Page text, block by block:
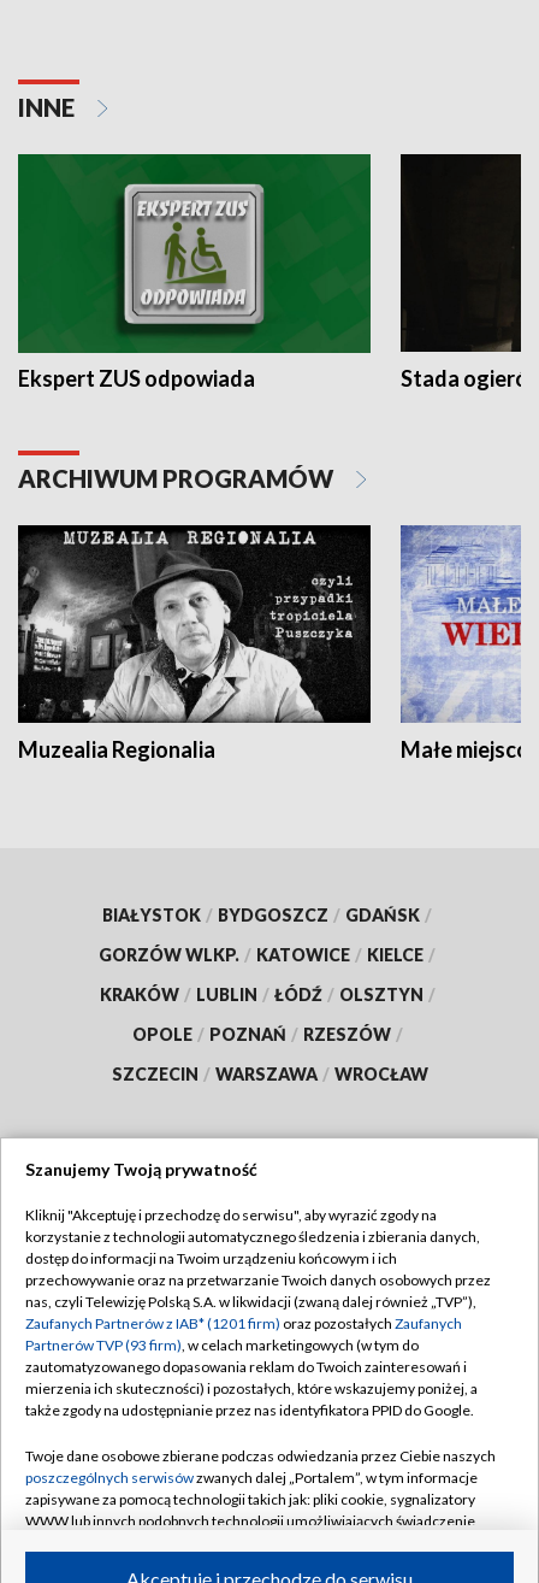
INNE
Ekspert ZUS odpowiada Stada
ARCHIWUM PROGRAMÓW
Muzealia Regionalia Małe
BIAŁYSTOK / BYDGOSZCZ / GDAŃSK /
GORZÓW WLKP. / KATOWICE / KIELCE /
KRAKÓW / LUBLIN / ŁÓDŹ / OLSZTYN /
OPOLE / POZNAŃ / RZESZÓW /
SZCZECIN / WARSZAWA / WROCŁAW
TVP
Abonament TVP
Emisja w TVP
Centrum informacji TVP
Naziemna Telewizja Cyfrowa
Rada Programowa
System NOS
Informacje o nadawcy
Regulamin TVP
Polityka prywatności
Moje zgody
Pomoc
Kontakt
Kanały
Szanujemy Twoją prywatność
Kliknij "Akceptuję i przechodzę do serwisu", aby wyrazić zgody na
korzystanie z technologii automatycznego śledzenia i zbierania danych,
dostęp do informacji na Twoim urządzeniu końcowym i ich
przechowywanie oraz na przetwarzanie Twoich danych osobowych przez
nas, czyli Telewizję Polską S.A. w likwidacji (zwaną dalej również „TVP”),
Zaufanych Partnerów z IAB* (1201 firm) oraz pozostałych Zaufanych
Partnerów TVP (93 firm), w celach marketingowych (w tym do
zautomatyzowanego dopasowania reklam do Twoich zainteresowań i
mierzenia ich skuteczności) i pozostałych, które wskazujemy poniżej, a
także zgody na udostępnianie przez nas identyfikatora PPID do Google.
Twoje dane osobowe zbierane podczas odwiedzania przez Ciebie naszych
poszczególnych serwisówzwanych dalej „Portalem”, w tym informacje
zapisywane za pomocą technologii takich jak: pliki cookie, sygnalizatory
WWW lub innych podobnych technologii umożliwiających świadczenie